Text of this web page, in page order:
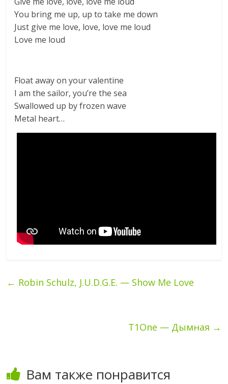
You bring me up, up to take me down
Just give me love, love, love me loud
Love me loud
Float away on your valentine
I am the sailor, you’re the sea
Swallowed up by frozen wave
Metal heart…
← Robin Schulz, J.U.D.G.E. — Show Me Love
T1One — Дымная →
Вам также понравится